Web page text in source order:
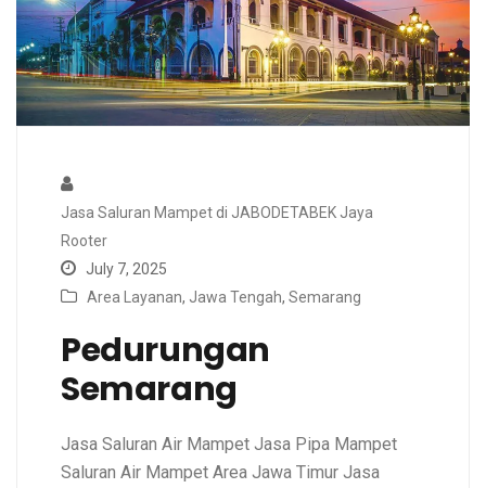
Jasa Saluran Mampet di JABODETABEK Jaya
Rooter
July 7, 2025
Area Layanan, Jawa Tengah, Semarang
Pedurungan
Semarang
Jasa Saluran Air Mampet Jasa Pipa Mampet
Saluran Air Mampet Area Jawa Timur Jasa